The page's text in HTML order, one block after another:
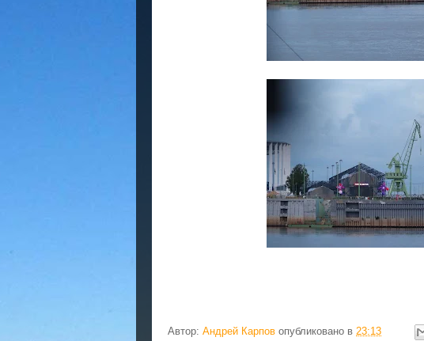
Автор: Андрей Карпов опубликовано в 23:13